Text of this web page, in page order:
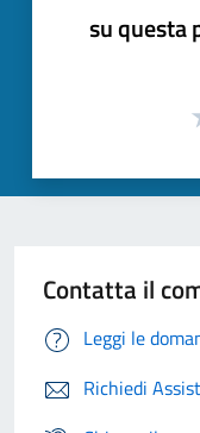
su questa
Contatta il
Leggi le
Richiedi